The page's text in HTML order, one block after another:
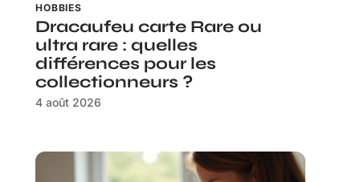
HOBBIES
Dracaufeu carte Rare ou
ultra rare : quelles
différences pour les
collectionneurs ?
4 août 2026